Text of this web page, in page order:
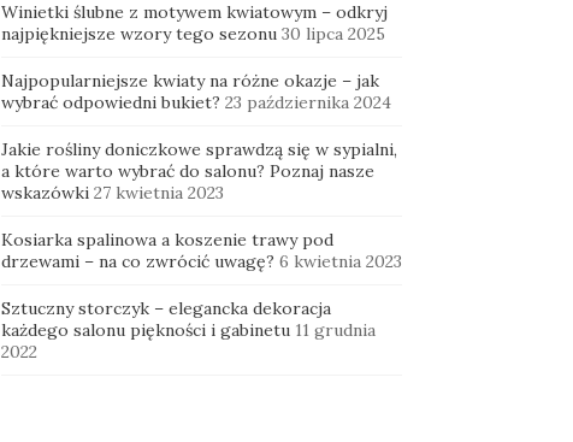
Winietki ślubne z motywem kwiatowym – odkryj
najpiękniejsze wzory tego sezonu 30 lipca 2025
Najpopularniejsze kwiaty na różne okazje – jak
wybrać odpowiedni bukiet? 23 października 2024
Jakie rośliny doniczkowe sprawdzą się w sypialni,
a które warto wybrać do salonu? Poznaj nasze
wskazówki 27 kwietnia 2023
Kosiarka spalinowa a koszenie trawy pod
drzewami – na co zwrócić uwagę? 6 kwietnia 2023
Sztuczny storczyk – elegancka dekoracja
każdego salonu piękności i gabinetu 11 grudnia
2022